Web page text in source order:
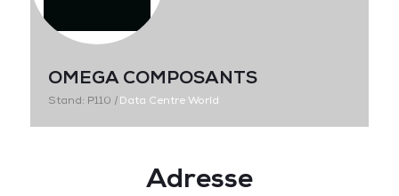
Data Centre World
OMEGA COMPOSANTS
Stand: P110 |Data Centre World
Adresse